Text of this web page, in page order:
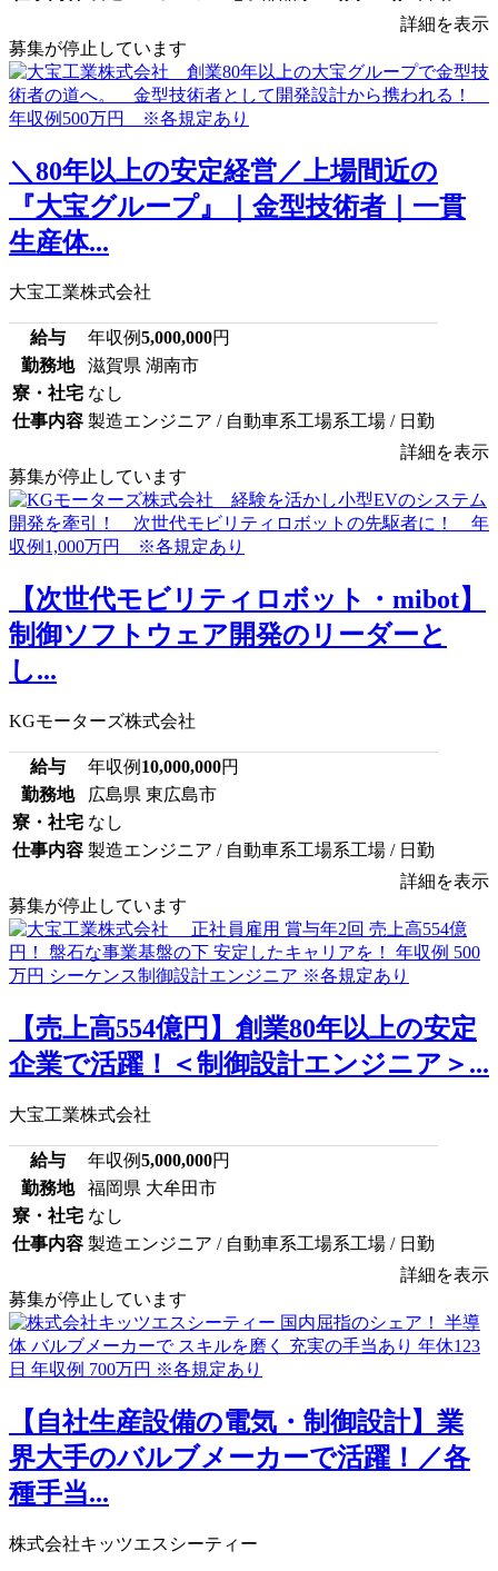
詳細を表示
募集が停止しています
＼80年以上の安定経営／上場間近の
『大宝グループ』｜金型技術者｜一貫
生産体...
大宝工業株式会社
給与 年収例5,000,000円
勤務地
滋賀県 湖南市
寮・社宅 なし
仕事内容 製造エンジニア / 自動車系工場系工場 / 日勤
詳細を表示
募集が停止しています
【次世代モビリティロボット・mibot】
制御ソフトウェア開発のリーダーと
し...
KGモーターズ株式会社
給与 年収例 10,000,000円
勤務地
広島県 東広島市
寮・社宅 なし
仕事内容 製造エンジニア / 自動車系工場系工場 / 日勤
詳細を表示
募集が停止しています
【売上高554億円】創業80年以上の安定
企業で活躍！＜制御設計エンジニア＞...
大宝工業株式会社
給与 年収例5,000,000円
勤務地
福岡県 大牟田市
寮・社宅 なし
仕事内容 製造エンジニア / 自動車系工場系工場 / 日勤
詳細を表示
募集が停止しています
【自社生産設備の電気・制御設計】業
界大手のバルブメーカーで活躍！／各
種手当...
株式会社キッツエスシーティー